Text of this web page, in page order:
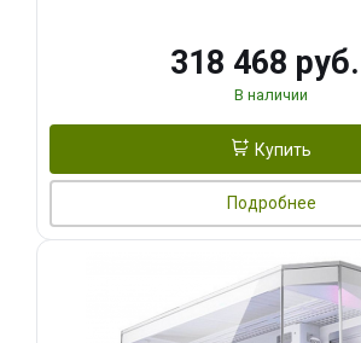
318 468 руб.
В наличии
Купить
Подробнее